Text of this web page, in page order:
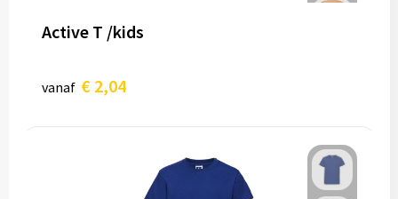
Active T /kids
vanaf € 2,04